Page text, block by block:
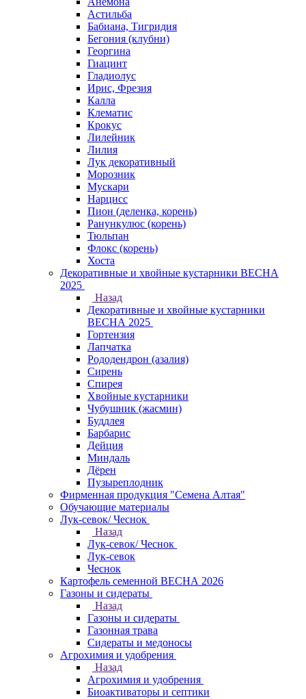
Астильба
Бабиана, Тигридия
Бегония (клубни)
Георгина
Гиацинт
Гладиолус
Ирис, Фрезия
Калла
Клематис
Крокус
Лилейник
Лилия
Лук декоративный
Морозник
Мускари
Нарцисс
Пион (деленка, корень)
Ранункулюс (корень)
Тюльпан
Флокс (корень)
Хоста
Декоративные и хвойные кустарники ВЕСНА
2025
Назад
Декоративные и хвойные кустарники
ВЕСНА 2025
Гортензия
Лапчатка
Рододендрон (азалия)
Сирень
Спирея
Хвойные кустарники
Чубушник (жасмин)
Буддлея
Барбарис
Дейция
Миндаль
Дёрен
Пузыреплодник
Фирменная продукция "Семена Алтая"
Обучающие материалы
Лук-севок/ Чеснок
Назад
Лук-севок/ Чеснок
Лук-севок
Чеснок
Картофель семенной ВЕСНА 2026
Газоны и сидераты
Назад
Газоны и сидераты
Газонная трава
Сидераты и медоносы
Агрохимия и удобрения
Назад
Агрохимия и удобрения
Биоактиваторы и септики